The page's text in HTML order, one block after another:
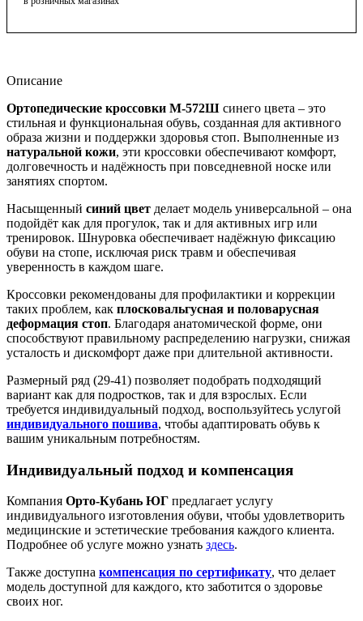
Описание
Ортопедические кроссовки М-572Ш синего цвета – это
стильная и функциональная обувь, созданная для активного
образа жизни и поддержки здоровья стоп. Выполненные из
натуральной кожи, эти кроссовки обеспечивают комфорт,
долговечность и надёжность при повседневной носке или
занятиях спортом.
Насыщенный синий цвет делает модель универсальной – она
подойдёт как для прогулок, так и для активных игр или
тренировок. Шнуровка обеспечивает надёжную фиксацию
обуви на стопе, исключая риск травм и обеспечивая
уверенность в каждом шаге.
Кроссовки рекомендованы для профилактики и коррекции
таких проблем, как плосковальгусная и половарусная
деформация стоп. Благодаря анатомической форме, они
способствуют правильному распределению нагрузки, снижая
усталость и дискомфорт даже при длительной активности.
Размерный ряд (29-41) позволяет подобрать подходящий
вариант как для подростков, так и для взрослых. Если
требуется индивидуальный подход, воспользуйтесь услугой
индивидуального пошива, чтобы адаптировать обувь к
вашим уникальным потребностям.
Индивидуальный подход и компенсация
Компания Орто-Кубань ЮГ предлагает услугу
индивидуального изготовления обуви, чтобы удовлетворить
медицинские и эстетические требования каждого клиента.
Подробнее об услуге можно узнать здесь.
Также доступна компенсация по сертификату, что делает
модель доступной для каждого, кто заботится о здоровье
своих ног.